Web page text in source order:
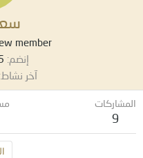
member
إنضم
آخر نشاط
المشاركات
9